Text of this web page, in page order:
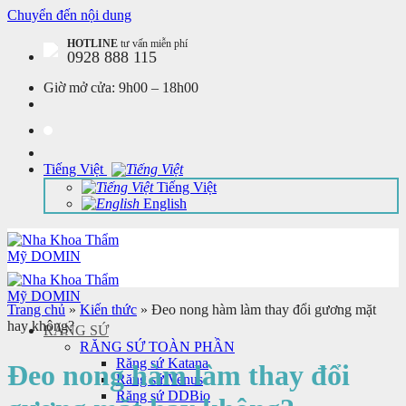
Chuyển đến nội dung
HOTLINE tư vấn miễn phí
0928 888 115
Giờ mở cửa: 9h00 – 18h00
Tiếng Việt
Tiếng Việt
English
RĂNG SỨ
RĂNG SỨ TOÀN PHẦN
Răng sứ Katana
Răng sứ Venus
Răng sứ DDBio
Trang chủ » Kiến thức » Đeo nong hàm làm thay đổi gương mặt
hay không?
Đeo nong hàm làm thay đổi